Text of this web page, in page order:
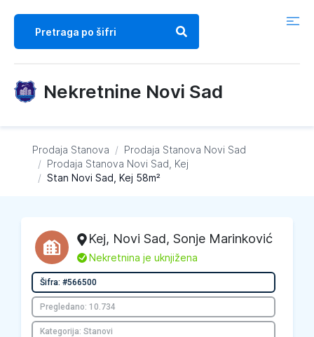
Nekretnine Novi Sad
Prodaja Stanova / Prodaja Stanova Novi Sad
/ Prodaja Stanova Novi Sad, Kej
/ Stan Novi Sad, Kej 58m²
Kej, Novi Sad, Sonje Marinković
L Nekretnina je uknjižena
Šifra: #566500
Pregledano: 10.734
Kategorija: Stanovi